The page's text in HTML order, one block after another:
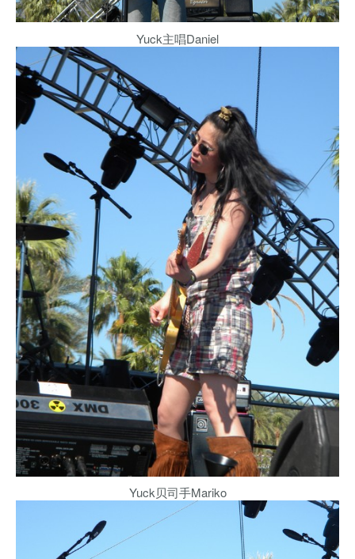
Yuck主唱Daniel
Yuck贝司手Mariko